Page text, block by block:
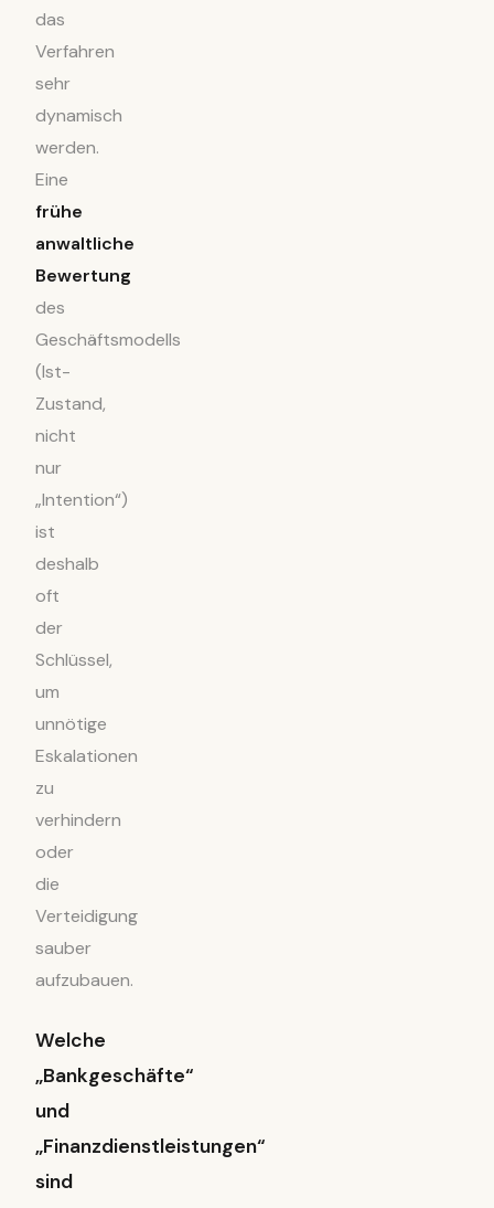
das
Verfahren
sehr
dynamisch
werden.
Eine
frühe
anwaltliche
Bewertung
des
Geschäftsmodells
(Ist-
Zustand,
nicht
nur
„Intention“)
ist
deshalb
oft
der
Schlüssel,
um
unnötige
Eskalationen
zu
verhindern
oder
die
Verteidigung
sauber
aufzubauen.
Welche
„Bankgeschäfte“
und
„Finanzdienstleistungen“
sind